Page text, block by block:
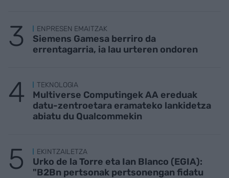
ENPRESEN EMAITZAK
Siemens Gamesa berriro da
errentagarria, ia lau urteren ondoren
TEKNOLOGIA
Multiverse Computingek AA ereduak
datu-zentroetara eramateko lankidetza
abiatu du Qualcommekin
EKINTZAILETZA
Urko de la Torre eta Ian Blanco (EGIA):
"B2Bn pertsonak pertsonengan fidatu